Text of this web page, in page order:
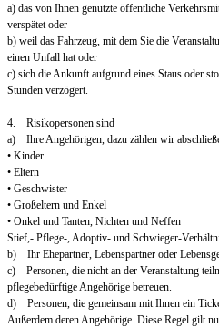
a) das von Ihnen genutzte öffentliche
verspätet oder
b) weil das Fahrzeug, mit dem Sie die
einen Unfall hat oder
c) sich die Ankunft aufgrund eines Staus oder
Stunden verzögert.
4. Risikopersonen sind
a) Ihre Angehörigen, dazu zählen wir
• Kinder
• Eltern
• Geschwister
• Großeltern und Enkel
• Onkel und Tanten, Nichten und Neffen
Stief,- Pflege-, Adoptiv- und Schwieger-
b) Ihr Ehepartner, Lebenspartner oder
c) Personen, die nicht an der Veranstaltung
pflegebedürftige Angehörige betreuen.
d) Personen, die gemeinsam mit Ihnen ein
Außerdem deren Angehörige. Diese Regel gilt